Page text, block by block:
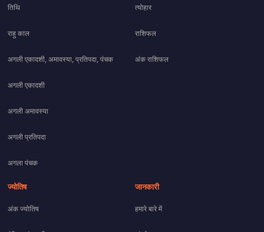
तिथि
राहु काल
अगली एकादशी, अमावस्या, प्रतिपदा, पंचक
अगली एकादशी
अगली अमावस्या
अगली प्रतिपदा
अगला पंचक
त्योहार
राशिफल
अंक राशिफल
ज्योतिष
अंक ज्योतिष
जानकारी
हमारे बारे में